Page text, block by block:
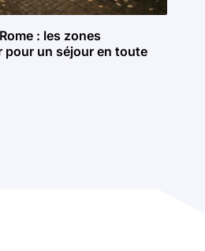
: les zones
pour un séjour en toute